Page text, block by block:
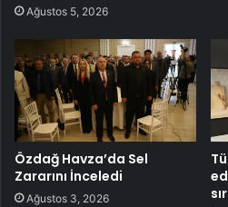
Ağustos 5, 2026
Özdağ Havza’da Sel
Zararını İnceledi
Ağustos 3, 2026